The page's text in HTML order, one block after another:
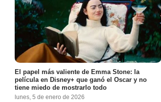
El papel más valiente de Emma Stone: la
película en Disney+ que ganó el Oscar y no
tiene miedo de mostrarlo todo
lunes, 5 de enero de 2026